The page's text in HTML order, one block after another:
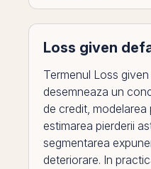
Loss given
Termenul Loss
desemneaza un
de credit, modelarea
estimarea pierderii
segmentarea
deteriorare. In